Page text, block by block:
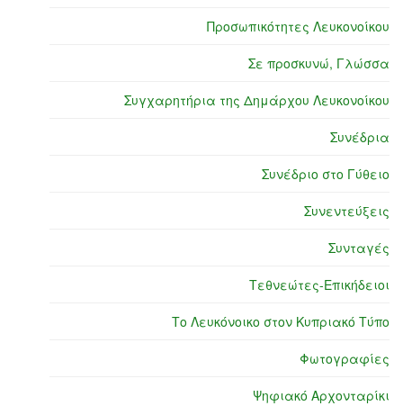
Προσωπικότητες Λευκονοίκου
Σε προσκυνώ, Γλώσσα
Συγχαρητήρια της Δημάρχου Λευκονοίκου
Συνέδρια
Συνέδριο στο Γύθειο
Συνεντεύξεις
Συνταγές
Τεθνεώτες-Επικήδειοι
Το Λευκόνοικο στον Κυπριακό Τύπο
Φωτογραφίες
Ψηφιακό Αρχονταρίκι